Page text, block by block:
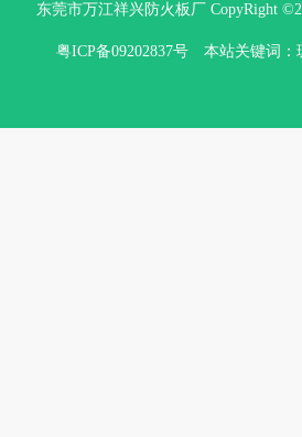
东莞市万江祥兴防火板厂 CopyRight
粤ICP备09202837号 本站关键词：